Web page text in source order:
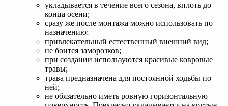
укладывается в течение всего сезона, вплоть до
конца осени;
сразу же после монтажа можно использовать по
назначению;
привлекательный естественный внешний вид;
не боится заморозков;
при создании используются красивые ковровые
травы;
трава предназначена для постоянной ходьбы по
ней;
не обязательно иметь ровную горизонтальную